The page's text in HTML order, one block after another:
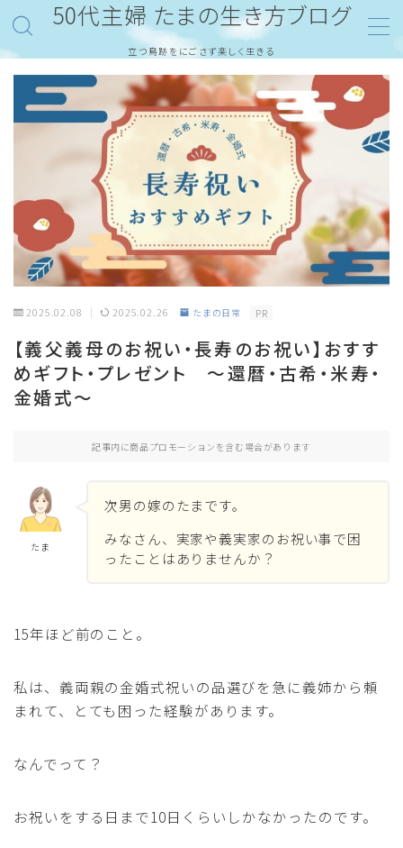
50代主婦 たまの生き方ブログ
立つ鳥跡をにごさず楽しく生きる
MENU
ホーム
旅・おでかけ
御朱印
東京
京都
株式投資
デジタル
たまの脳内
プロフィール
お問い合わせ
2025.02.08 2025.02.26 たまの日常 PR
【義父義母のお祝い・長寿のお祝い】おすす
めギフト・プレゼント ～還暦・古希・米寿・
金婚式～
記事内に商品プロモーションを含む場合があります
たま
次男の嫁のたまです。
みなさん、実家や義実家のお祝い事で困
ったことはありませんか？
15年ほど前のこと。
私は、義両親の金婚式祝いの品選びを急に義姉から頼
まれて、とても困った経験があります。
なんでって？
お祝いをする日まで10日くらいしかなかったのです。